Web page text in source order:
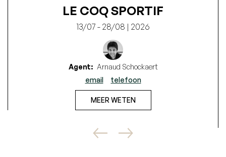
LE COQ SPORTIF
13/07 - 28/08 | 2026
Agent: Arnaud Schockaert
email
telefoon
MEER WETEN